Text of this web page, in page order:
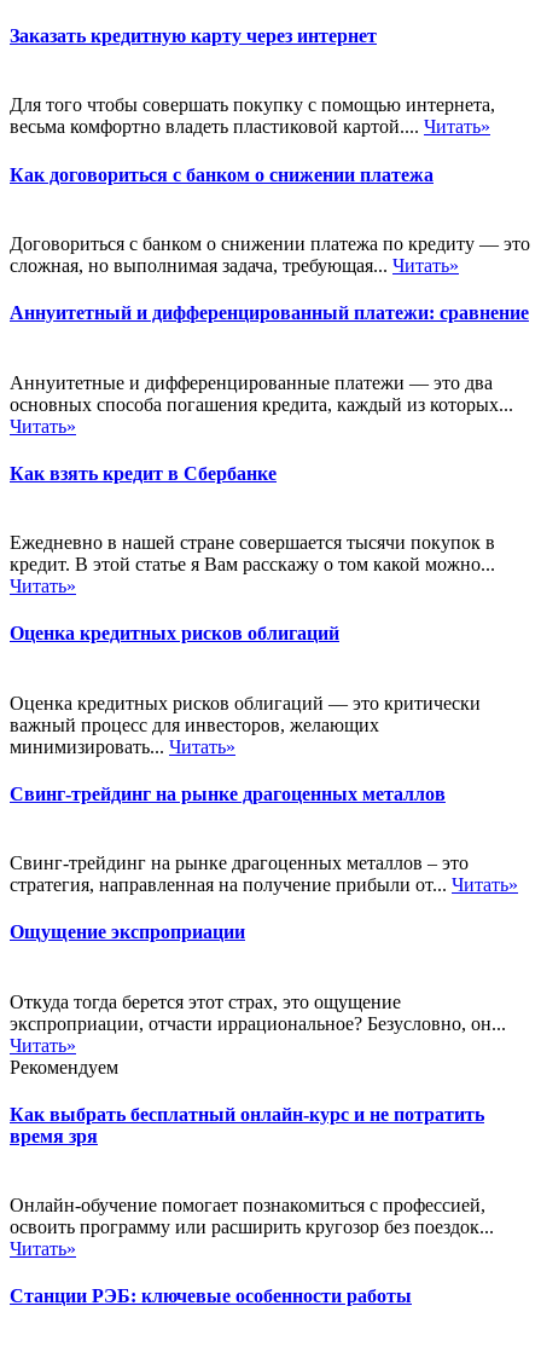
Заказать кредитную карту через интернет
Для того чтобы совершать покупку с помощью интернета,
весьма комфортно владеть пластиковой картой.... Читать»
Как договориться с банком о снижении платежа
Договориться с банком о снижении платежа по кредиту — это
сложная, но выполнимая задача, требующая... Читать»
Аннуитетный и дифференцированный платежи: сравнение
Аннуитетные и дифференцированные платежи — это два
основных способа погашения кредита, каждый из которых...
Читать»
Как взять кредит в Сбербанке
Ежедневно в нашей стране совершается тысячи покупок в
кредит. В этой статье я Вам расскажу о том какой можно...
Читать»
Оценка кредитных рисков облигаций
Оценка кредитных рисков облигаций — это критически
важный процесс для инвесторов, желающих
минимизировать... Читать»
Свинг-трейдинг на рынке драгоценных металлов
Свинг-трейдинг на рынке драгоценных металлов – это
стратегия, направленная на получение прибыли от... Читать»
Ощущение экспроприации
Откуда тогда берется этот страх, это ощущение
экспроприации, отчасти иррациональное? Безусловно, он...
Читать»
Рекомендуем
Как выбрать бесплатный онлайн-курс и не потратить
время зря
Онлайн-обучение помогает познакомиться с профессией,
освоить программу или расширить кругозор без поездок...
Читать»
Станции РЭБ: ключевые особенности работы